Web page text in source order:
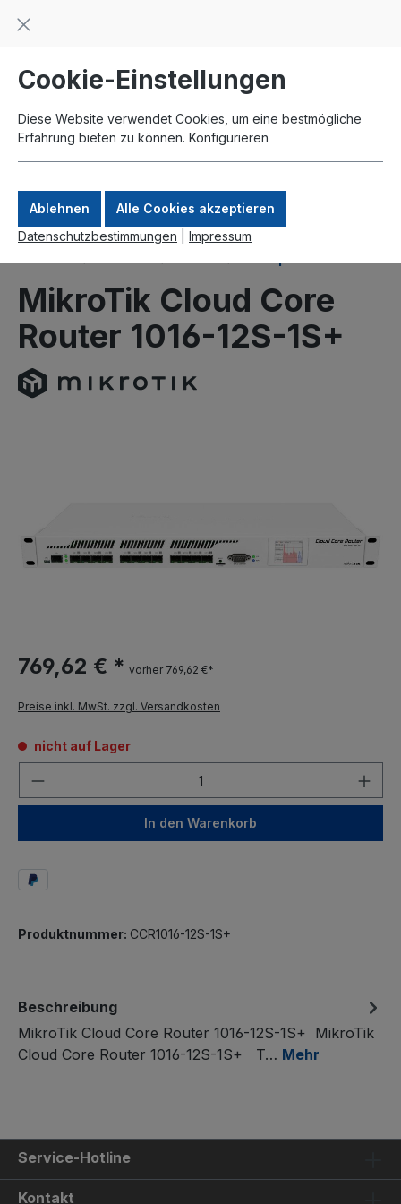
springen
Zahlung per Paypal
MikroTik Cloud Core
Router 1016-12S-1S+
769,62 € * vorher 769,62 €*
Preise inkl. MwSt. zzgl. Versandkosten
nicht auf Lager
In den Warenkorb
Produktnummer: CCR1016-12S-1S+
Beschreibung
MikroTik Cloud Core Router 1016-12S-1S+ MikroTik
Cloud Core Router 1016-12S-1S+ T… Mehr
Service-Hotline
Kontakt
Cookie-Einstellungen
Diese Website verwendet Cookies, um eine bestmögliche
Erfahrung bieten zu können. Konfigurieren
Ablehnen
Alle Cookies akzeptieren
Datenschutzbestimmungen
Impressum